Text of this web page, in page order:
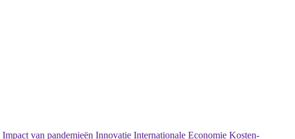
Impact van pandemieën Innovatie Internationale Economie Kosten-